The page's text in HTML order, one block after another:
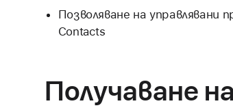
Позволяване на управлявани
Contacts
Получаване